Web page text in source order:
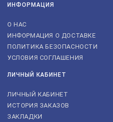
ИНФОРМАЦИЯ
О НАС
ИНФОРМАЦИЯ О ДОСТАВКЕ
ПОЛИТИКА БЕЗОПАСНОСТИ
УСЛОВИЯ СОГЛАШЕНИЯ
ЛИЧНЫЙ КАБИНЕТ
ЛИЧНЫЙ КАБИНЕТ
ИСТОРИЯ ЗАКАЗОВ
ЗАКЛАДКИ